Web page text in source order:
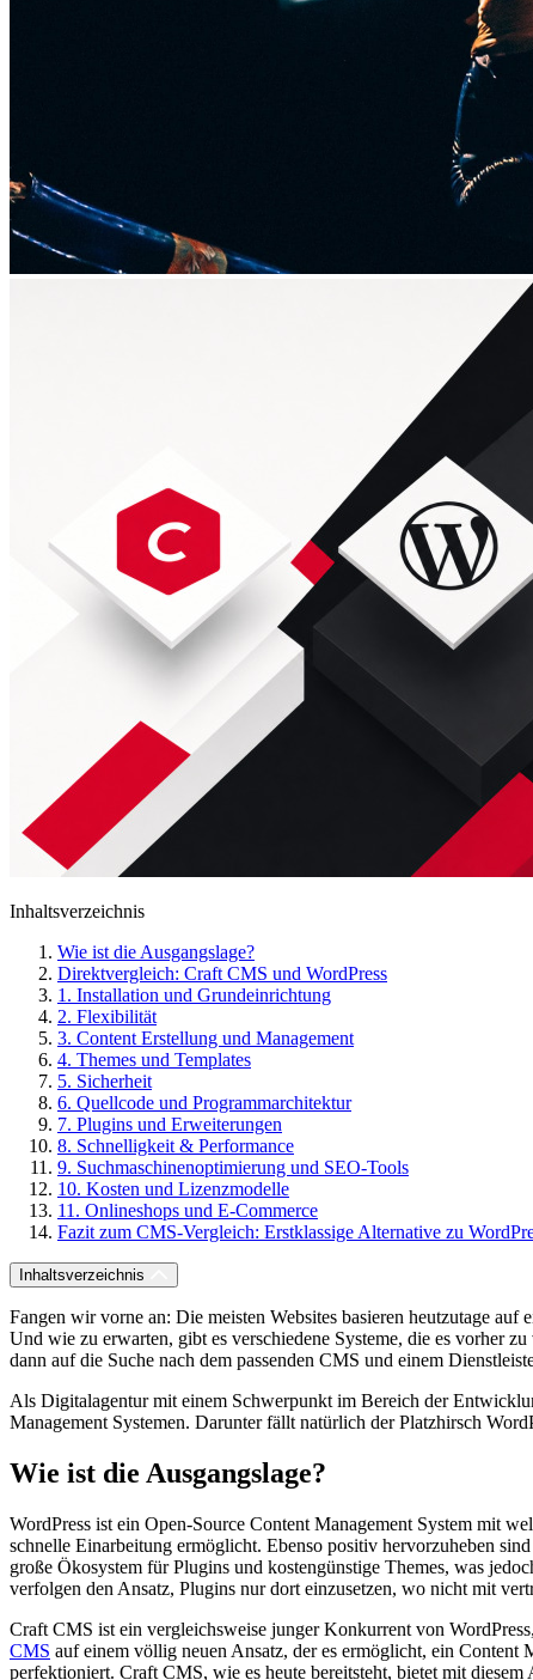
Inhaltsverzeichnis
Wie ist die Ausgangslage?
Direktvergleich: Craft CMS und WordPress
1. Installation und Grundeinrichtung
2. Flexibilität
3. Content Erstellung und Management
4. Themes und Templates
5. Sicherheit
6. Quellcode und Programmarchitektur
7. Plugins und Erweiterungen
8. Schnelligkeit & Performance
9. Suchmaschinenoptimierung und SEO-Tools
10. Kosten und Lizenzmodelle
11. Onlineshops und E-Commerce
Fazit zum CMS-Vergleich: Erstklassige Alternative zu
Inhaltsverzeichnis
Fangen wir vorne an: Die meisten Websites basieren heutzutage auf
Und wie zu erwarten, gibt es verschiedene Systeme, die es vorher
dann auf die Suche nach dem passenden CMS und einem
Als Digitalagentur mit einem Schwerpunkt im Bereich der
Management Systemen. Darunter fällt natürlich der Platzhirsch
Wie ist die Ausgangslage?
WordPress ist ein Open-Source Content Management System mit
schnelle Einarbeitung ermöglicht. Ebenso positiv hervorzuheben
große Ökosystem für Plugins und kostengünstige Themes, was
verfolgen den Ansatz, Plugins nur dort einzusetzen, wo nicht mit
Craft CMS ist ein vergleichsweise junger Konkurrent von
CMS auf einem völlig neuen Ansatz, der es ermöglicht, ein Content
perfektioniert. Craft CMS, wie es heute bereitsteht, bietet mit